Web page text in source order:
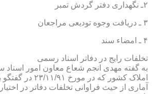
۲ـ نگهداری دفتر گردش تمبر
۳ ـ دریافت وجوه تودیعی مراجعان
۴ ـ امضاء سند
تخلفات رایج در دفاتر اسناد رسمی
به گفته مهدی انجم شعاع معاون امور اسناد
املاک کشور که در
آماری از حیث فراوانی تخلفات دفاتر در